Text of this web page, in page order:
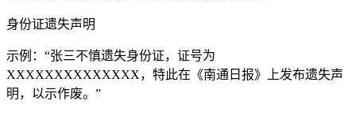
身份证遗失声明
示例：“张三不慎遗失身份证，证号为
XXXXXXXXXXXXXX，特此在《南通日报》上发布遗失声
明，以示作废。”